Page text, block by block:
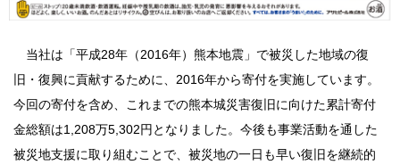
当社は「平成28年（2016年）熊本地震」で被災した地域の復
旧・復興に貢献するために、2016年から寄付を実施しています。
今回の寄付を含め、これまでの熊本城災害復旧に向けた累計寄付
金総額は1,208万5,302円となりました。今後も事業活動を通した
被災地支援に取り組むことで、被災地の一日も早い復旧を継続的